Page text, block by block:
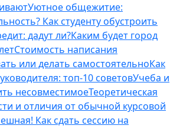
Уютное общежитие:
Как студенту обустроить
дадут ли?Каким будет город
Стоимость написания
или делать самостоятельноКак
топ-10 советовУчеба и
несовместимоеТеоретическая
и отличия от обычной курсовой
Как сдать сессию на